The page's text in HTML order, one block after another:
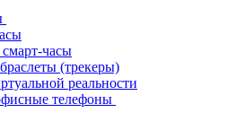
часы
(трекеры)
реальности
телефоны